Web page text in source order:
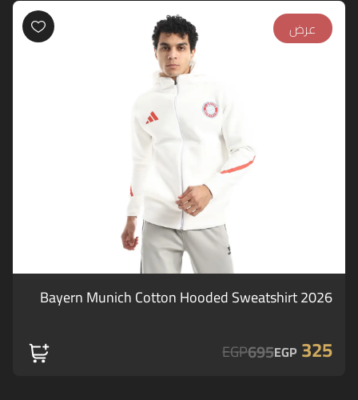
عرض
Bayern Munich Cotton Hooded Sweatshirt 2026
325
EGP
695
EGP